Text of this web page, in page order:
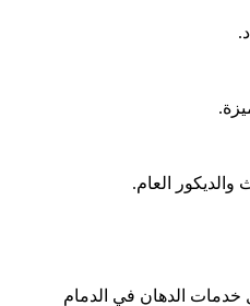
والديكور العام.
الدهان في الدمام